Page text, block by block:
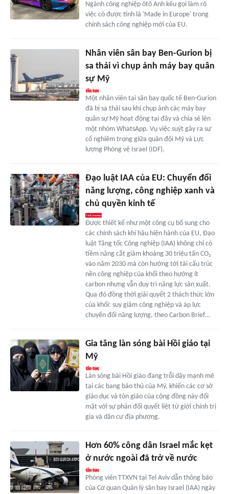
Ngành công nghiệp ôtô Anh kêu gọi làm rõ
việc có được tính là 'Made in Europe' trong
chính sách công nghiệp mới của EU.
Nhân viên sân bay Ben-Gurion bị
sa thải vì chụp ảnh máy bay quân
sự Mỹ
Một nhân viên tại sân bay quốc tế Ben-Gurion
đã bị sa thải sau khi chụp ảnh các máy bay
quân sự Mỹ hoạt động tại đây và chia sẻ lên
một nhóm WhatsApp. Vụ việc suýt gây ra sự
cố nghiêm trọng giữa quân đội Mỹ và Lực
lượng Phòng vệ Israel (IDF).
Đạo luật IAA của EU: Chuyển đổi
năng lượng, công nghiệp xanh và
chủ quyền kinh tế
Được thiết kế như một công cụ bổ sung cho
các chính sách khí hậu hiện hành của EU, Đạo
luật Tăng tốc Công nghiệp (IAA) không chỉ có
tiềm năng cắt giảm khoảng 30 triệu tấn CO₂
vào năm 2030 mà còn hướng tới tái cấu trúc
nền công nghiệp của khối theo hướng ít
carbon nhưng vẫn duy trì năng lực sản xuất.
Qua đó đồng thời giải quyết 2 thách thức lớn
của khối: suy giảm công nghiệp và áp lực
chuyển đổi năng lượng, theo Carbon Brief…
Gia tăng làn sóng bài Hồi giáo tại
Mỹ
Làn sóng bài Hồi giáo đang trỗi dậy mạnh mẽ
tại các bang bảo thủ của Mỹ, khiến các cơ sở
giáo dục và tôn giáo của cộng đồng này đối
mặt với sự phản đối quyết liệt từ giới chính trị
gia và dân cư địa phương.
Hơn 60% công dân Israel mắc kẹt
ở nước ngoài đã trở về nước
Phóng viên TTXVN tại Tel Aviv dẫn thông báo
của Cơ quan Quản lý sân bay Israel (IAA) ngày